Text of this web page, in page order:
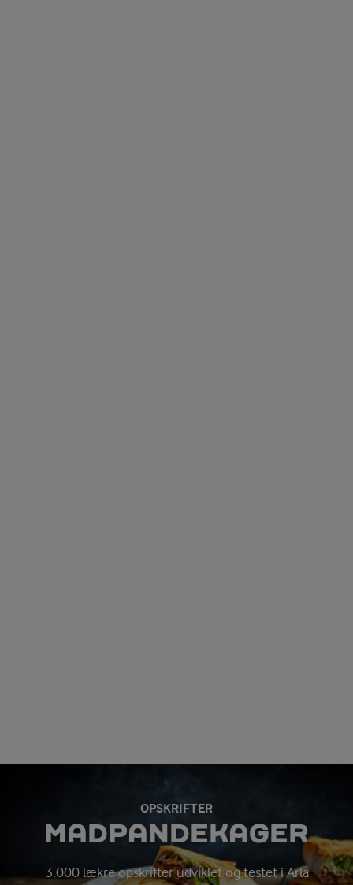
OPSKRIFTER
MADPANDEKAGER
3.000 lækre opskrifter udviklet og testet i Arla